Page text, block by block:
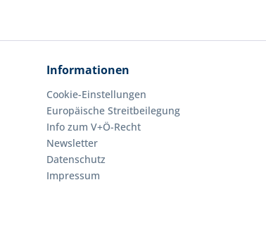
Informationen
Cookie-Einstellungen
Europäische Streitbeilegung
Info zum V+Ö-Recht
Newsletter
Datenschutz
Impressum